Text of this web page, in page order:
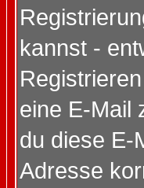
kannst -
eine E-Mail
du diese E-
Adresse